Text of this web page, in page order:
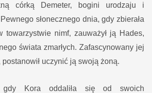
córką Demeter, bogini urodzaju i
słonecznego dnia, gdy zbierała
towarzystwie nimf, zauważył ją Hades,
świata zmarłych. Zafascynowany jej
postanowił uczynić ją swoją żoną.
gdy Kora oddaliła się od swoich